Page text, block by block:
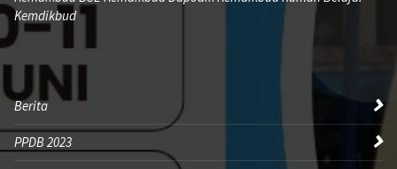
Kemdikbud
Berita
PPDB 2023